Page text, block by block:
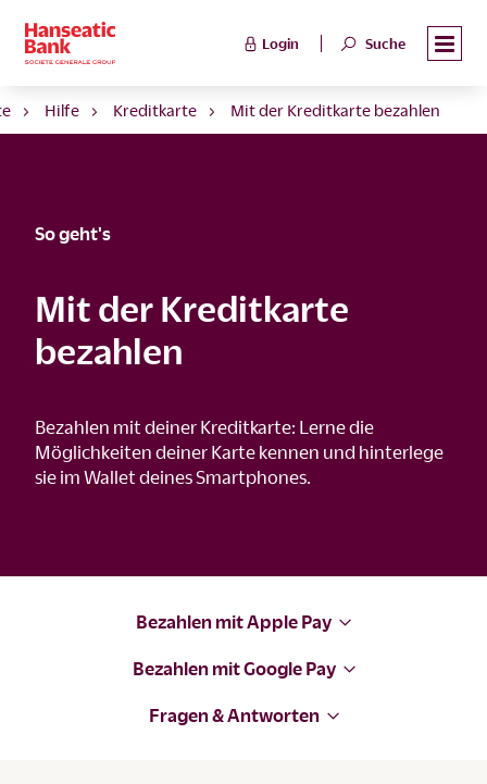
Login Suche
Hilfe Kreditkarte Mit der Kreditkarte bezahlen
So geht's
Mit der Kreditkarte
bezahlen
Bezahlen mit deiner Kreditkarte: Lerne die
Möglichkeiten deiner Karte kennen und hinterlege
sie im Wallet deines Smartphones.
Bezahlen mit Apple Pay
Bezahlen mit Google Pay
Fragen & Antworten